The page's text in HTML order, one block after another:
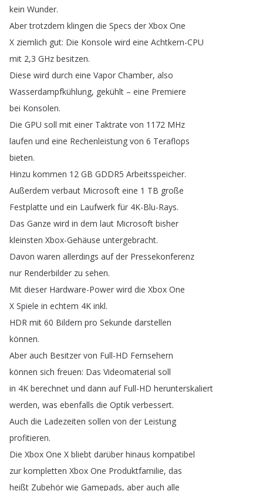
kein Wunder.
Aber trotzdem klingen die Specs der Xbox One
X ziemlich gut: Die Konsole wird eine Achtkern-CPU
mit 2,3 GHz besitzen.
Diese wird durch eine Vapor Chamber, also
Wasserdampfkühlung, gekühlt – eine Premiere
bei Konsolen.
Die GPU soll mit einer Taktrate von 1172 MHz
laufen und eine Rechenleistung von 6 Teraflops
bieten.
Hinzu kommen 12 GB GDDR5 Arbeitsspeicher.
Außerdem verbaut Microsoft eine 1 TB große
Festplatte und ein Laufwerk für 4K-Blu-Rays.
Das Ganze wird in dem laut Microsoft bisher
kleinsten Xbox-Gehäuse untergebracht.
Davon waren allerdings auf der Pressekonferenz
nur Renderbilder zu sehen.
Mit dieser Hardware-Power wird die Xbox One
X Spiele in echtem 4K inkl.
HDR mit 60 Bildern pro Sekunde darstellen
können.
Aber auch Besitzer von Full-HD Fernsehern
können sich freuen: Das Videomaterial soll
in 4K berechnet und dann auf Full-HD herunterskaliert
werden, was ebenfalls die Optik verbessert.
Auch die Ladezeiten sollen von der Leistung
profitieren.
Die Xbox One X bliebt darüber hinaus kompatibel
zur kompletten Xbox One Produktfamilie, das
heißt Zubehör wie Gamepads, aber auch alle